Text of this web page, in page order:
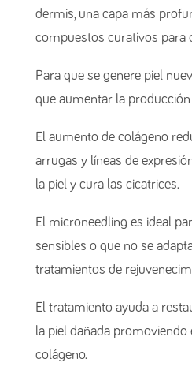
dermis, una capa más
compuestos curativos para
Para que se genere piel
que aumentar la producción
El aumento de colágeno
arrugas y líneas de
la piel y cura las cicatrices.
El microneedling es ideal
sensibles o que no se
tratamientos de
El tratamiento ayuda a
la piel dañada promoviendo
colágeno.